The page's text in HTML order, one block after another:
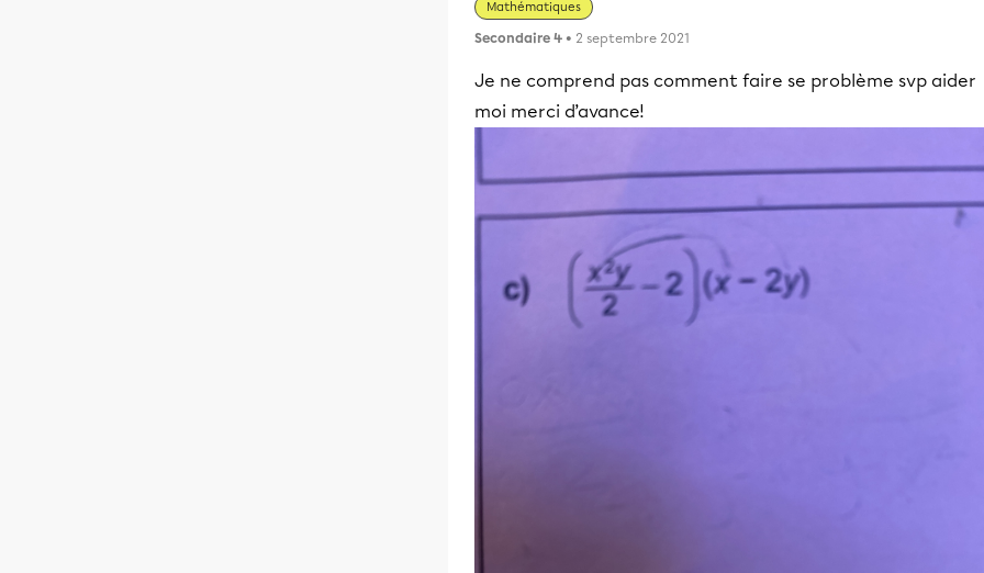
Mathématiques
Secondaire 4 • 2 septembre 2021
Je ne comprend pas comment faire se problème svp aider
moi merci d’avance!